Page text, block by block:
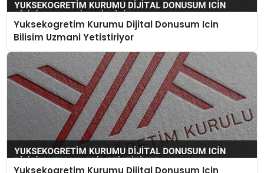
Yuksekogretim Kurumu Dijital Donusum Icin
Bilisim Uzmani Yetistiriyor
Yuksekogretim Kurumu Dijital Donusum Icin